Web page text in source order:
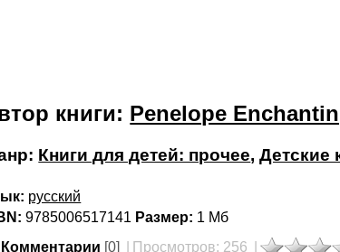
книги: Penelope
Книги для детей: прочее,Детские
русский
9785006517141 Размер: 1 Мб
Комментарии [0] Просмотров: 256